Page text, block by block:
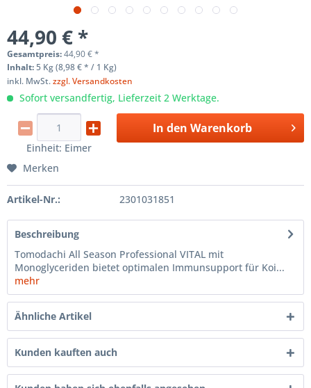
44,90 € *
Gesamtpreis:44,90€*
Inhalt:5 Kg (8,98 € * / 1 Kg)
inkl. MwSt.zzgl. Versandkosten
Sofort versandfertig, Lieferzeit 2 Werktage.
Einheit: Eimer
In den Warenkorb
Merken
Artikel-Nr.: 2301031851
Beschreibung
Tomodachi All Season Professional VITAL mit
Monoglyceriden bietet optimalen Immunsupport für Koi...
mehr
Ähnliche Artikel
Kunden kauften auch